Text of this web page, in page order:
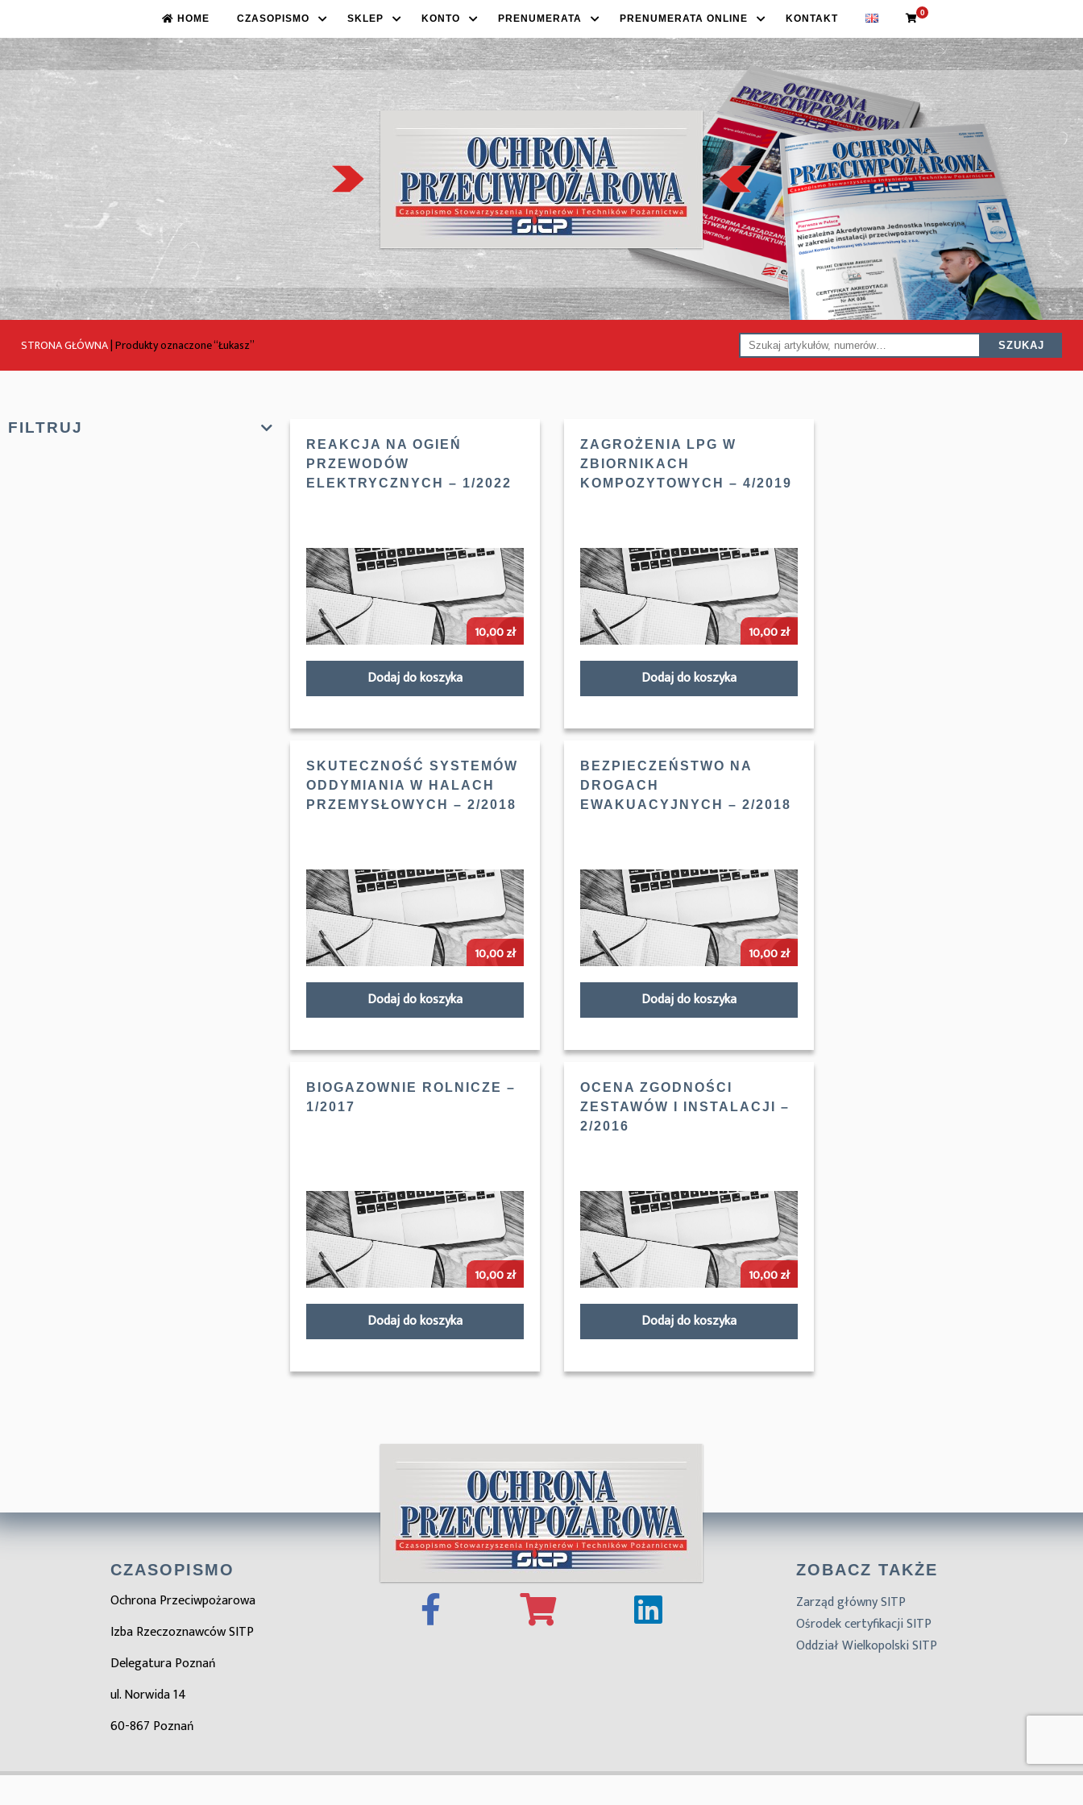
HOME CZASOPISMO SKLEP KONTO PRENUMERATA PRENUMERATA ONLINE KONTAKT
0
STRONA GŁÓWNA|Produkty oznaczone “Łukasz” SZUKAJ
FILTRUJ
REAKCJA NA OGIEŃ
PRZEWODÓW
ELEKTRYCZNYCH – 1/2022
10,00zł
Dodaj do koszyka
ZAGROŻENIA LPG W
ZBIORNIKACH
KOMPOZYTOWYCH – 4/2019
10,00zł
Dodaj do koszyka
SKUTECZNOŚĆ SYSTEMÓW
ODDYMIANIA W HALACH
PRZEMYSŁOWYCH – 2/2018
10,00zł
Dodaj do koszyka
BEZPIECZEŃSTWO NA
DROGACH
EWAKUACYJNYCH – 2/2018
10,00zł
Dodaj do koszyka
BIOGAZOWNIE ROLNICZE –
1/2017
10,00zł
Dodaj do koszyka
OCENA ZGODNOŚCI
ZESTAWÓW I INSTALACJI –
2/2016
10,00zł
Dodaj do koszyka
CZASOPISMO
Ochrona Przeciwpożarowa
Izba Rzeczoznawców SITP
Delegatura Poznań
ul. Norwida 14
60-867 Poznań
ZOBACZ TAKŻE
Zarząd główny SITP
Ośrodek certyfikacji SITP
Oddział Wielkopolski SITP